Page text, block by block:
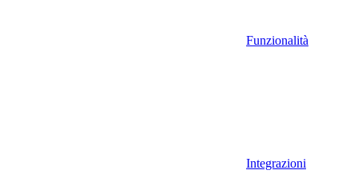
Funzionalità
Integrazioni